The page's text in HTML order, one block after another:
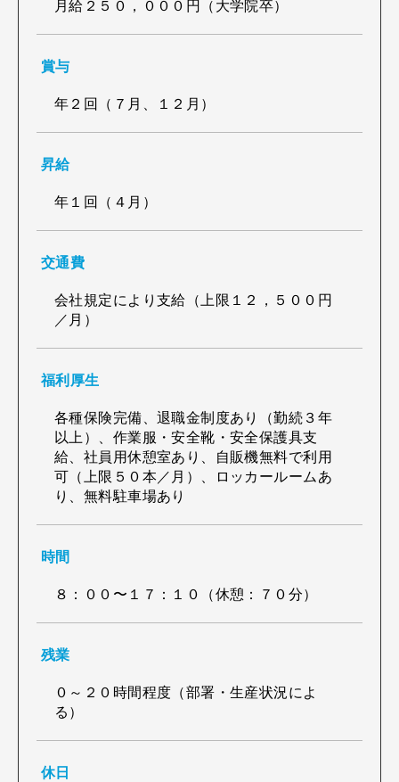
月給２５０，０００円（大学院卒）
賞与
年２回（７月、１２月）
昇給
年１回（４月）
交通費
会社規定により支給（上限１２，５００円
／月）
福利厚生
各種保険完備、退職金制度あり（勤続３年
以上）、作業服・安全靴・安全保護具支
給、社員用休憩室あり、自販機無料で利用
可（上限５０本／月）、ロッカールームあ
り、無料駐車場あり
時間
８：００〜１７：１０（休憩：７０分）
残業
０～２０時間程度（部署・生産状況によ
る）
休日